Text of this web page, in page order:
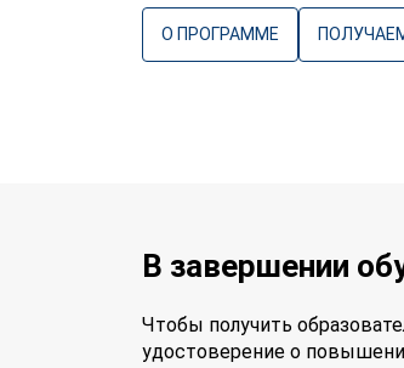
О ПРОГРАММЕ
В завершении
Чтобы получить
удостоверение о